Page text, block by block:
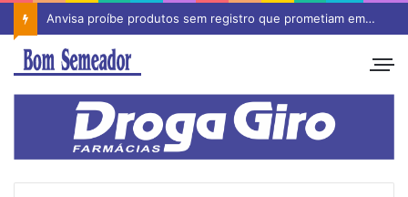
Anvisa proíbe produtos sem registro que prometiam emagrecimento